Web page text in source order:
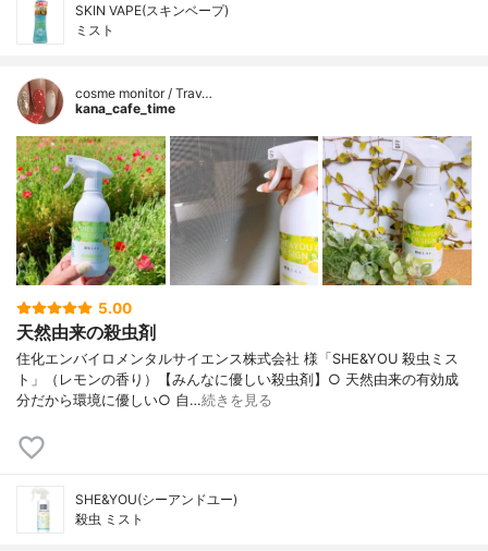
SKIN VAPE(スキンベープ)
ミスト
cosme monitor / Trav…
kana_cafe_time
5.00
天然由来の殺虫剤
住化エンバイロメンタルサイエンス株式会社 様「SHE&YOU 殺虫ミス
ト」（レモンの香り）【みんなに優しい殺虫剤】○ 天然由来の有効成
分だから環境に優しい○ 自…続きを見る
SHE&YOU(シーアンドユー)
殺虫 ミスト